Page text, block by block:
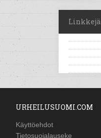
Linkkejä
URHEILUSUOMI.COM
Käyttöehdot
Tietosuojalauseke